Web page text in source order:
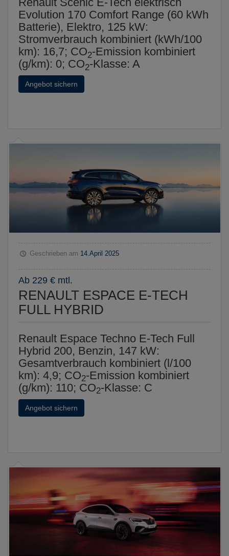
Evolution 170 Comfort Range (60 kWh
Batterie), Elektro, 125 kW:
Stromverbrauch kombiniert (kWh/100
km): 16,7; CO2-Emission kombiniert
(g/km): 0; CO2-Klasse: A
Angebot sichern
Geschrieben am 14.April 2025
Ab 229 € mtl.
RENAULT ESPACE E-TECH
FULL HYBRID
Renault Espace Techno E-Tech Full
Hybrid 200, Benzin, 147 kW:
Gesamtverbrauch kombiniert (l/100
km): 4,9; CO2-Emission kombiniert
(g/km): 110; CO2-Klasse: C
Angebot sichern